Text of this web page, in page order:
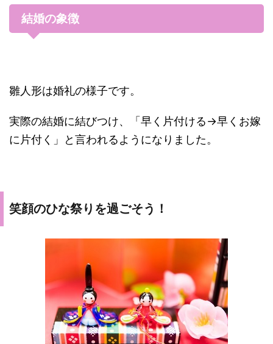
結婚の象徴
雛人形は婚礼の様子です。
実際の結婚に結びつけ、「早く片付ける→早くお嫁
に片付く」と言われるようになりました。
笑顔のひな祭りを過ごそう！